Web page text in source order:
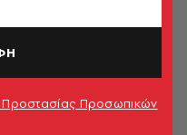
Προστασίας Προσωπικών